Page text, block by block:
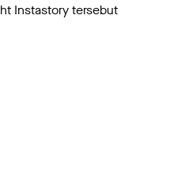
Instastory tersebut